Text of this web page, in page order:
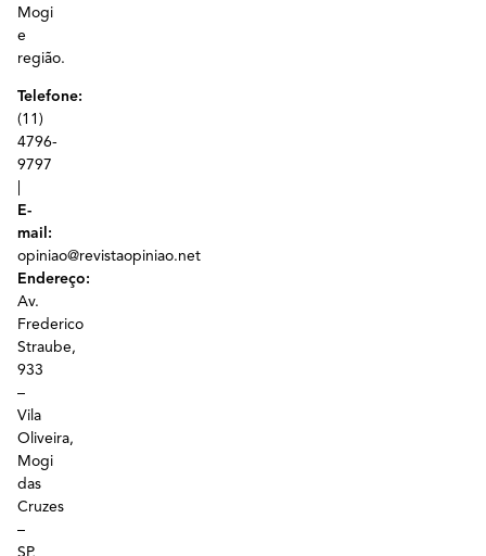
Mogi
e
região.
Telefone:
(11)
4796-
9797
E-
mail:
opiniao@revistaopiniao.net
Endereço:
Av.
Frederico
Straube,
933
–
Vila
Oliveira,
Mogi
das
Cruzes
–